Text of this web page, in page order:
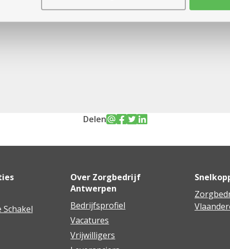
Delen
Schakel
Over Zorgbedrijf
Antwerpen
Bedrijfsprofiel
Vacatures
Vrijwilligers